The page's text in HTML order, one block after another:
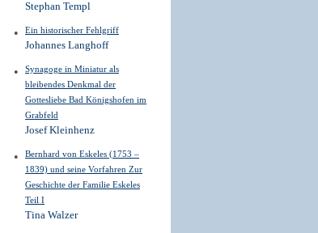
Stephan Templ
Ein historischer Fehlgriff
Johannes Langhoff
Synagoge in Miniatur als
bleibendes Denkmal der
Gottesliebe Bad Königshofen im
Grabfeld
Josef Kleinhenz
Bernhard von Eskeles (1753 –
1839) und seine Vorfahren Zur
Geschichte der Familie Eskeles
Teil I
Tina Walzer